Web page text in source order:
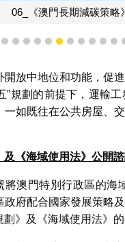
06_《澳門長期減碳策略
1 2 3 4 5 6 7 8 9 10
放中地位和功能，促
”規劃的前提下，運輸
如既往在公共房屋、
及《海域使用法》公開
澳門特別行政區的海
府配合國家發展策略
》及《海域使用法》的